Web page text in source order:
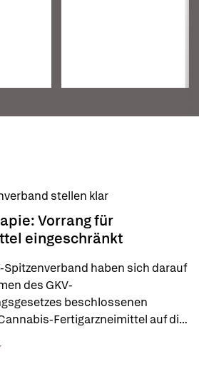
Vorrang für
eingeschränkt
Spitzenverband haben sich darauf
des GKV-
beschlossenen
Fertigarzneimittel auf die
sind.
stellen klar